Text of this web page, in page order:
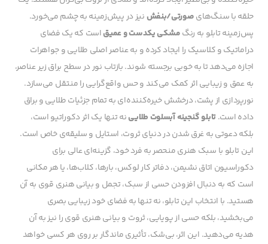
حلقه با سنگ‌هایصورتی/بنفش نیز در پیش‌زمینه به چشم می‌خورد.
پس‌زمینه تابلو به رنگمشکی یکدست و عمیقاست که یک فضای
دراماتیک و کلاسیک را ایجاد کرده و به عناصر اصلی طلایی و جواهرات
اجازه می‌دهد تا به خوبی برجسته شوند. بازتاب نور در سطح براق زیر عناصر،
به عمق و زیبایی اثر کمک می‌کند و حس واقع‌گرایی را منتقل می‌سازد.
نورپردازی از پشت، درخشش خیره‌کننده‌ای به تمام جزئیات طلایی و براق
داده است.تابلو گنجینه آبسلوت طلایینه تنها یک اثر دکوراتیو است،
بلکه دعوتی به غرق شدن در دنیای ثروت، استایل و سلیقه‌ی خاص است.
این تابلو با سبک هنری منحصر به فرد خود، گزینه‌ای عالی برای
دکوراسیون اتاق نشیمن، دفاتر کار لوکس، بارها، کلاب‌ها، یا هر مکانی
است که به دنبال افزودن حسی از سبک، تجمل و بیانی هنری قوی به آن
هستید. با انتخاب این تابلو، نه تنها به فضای خود زیبایی بصری
می‌بخشید، بلکه حسی از پویایی، ثروت و بیانی هنری قوی را نیز به آن
هدیه می‌دهید. این اثر، بی‌شک، تأثیری ماندگار بر روی هر کسی خواهد